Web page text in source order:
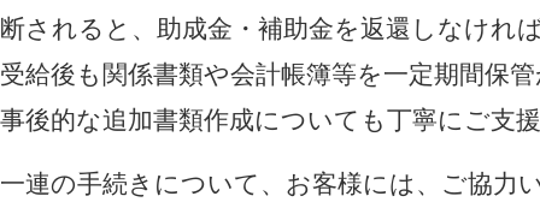
断されると、助成金・補助金を返還しなけれ
受給後も関係書類や会計帳簿等を一定期間保
事後的な追加書類作成についても丁寧にご支
一連の手続きについて、お客様には、ご協力